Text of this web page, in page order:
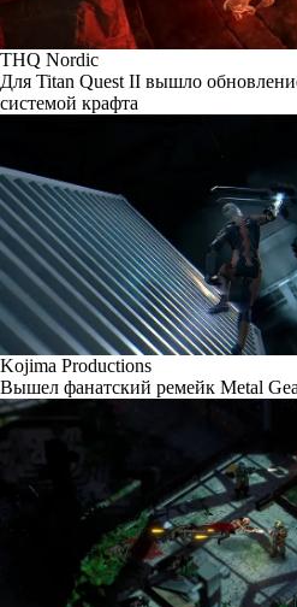
THQ Nordic
Для Titan Quest II вышло
системой крафта
Kojima Productions
Вышел фанатский ремейк Metal